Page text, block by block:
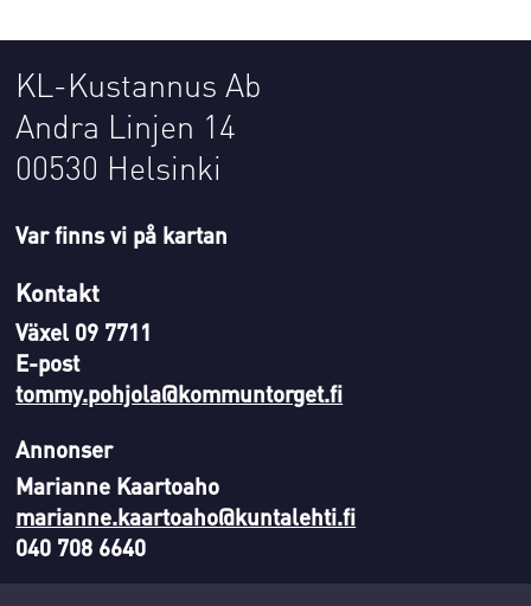
KL-Kustannus Ab
Andra Linjen 14
00530 Helsinki
Var finns vi på kartan
Kontakt
Växel 09 7711
E-post
tommy.pohjola@kommuntorget.fi
Annonser
Marianne Kaartoaho
marianne.kaartoaho@kuntalehti.fi
040 708 6640